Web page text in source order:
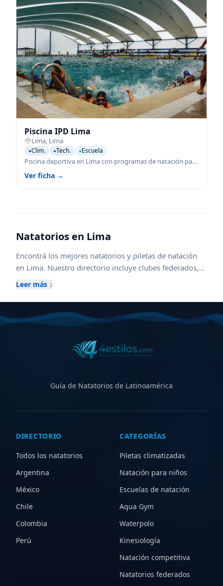
Piscina IPD Lima
Lima Lima
●Clim. ●Tech. ●Escuela
Piscina deportiva en Lima con programas de natación para todas las edades.
Ver ficha →
Natatorios en Lima
Encontrá los mejores natatorios y piletas de natación
en Lima. Nuestro directorio incluye clubes federados,
escuelas de natación para niños y adultos, piletas
con aqua gym, waterpolo y kinesiología acuática.
Compará horarios, ubicaciones, instalaciones y
servicios para elegir el natatorio ideal en
para entrenamiento competitivo, aprendizaje,
recreación o rehabilitación. Explorá zonas cercanas
Leer más ↓
Guía de Natatorios de Latinoamérica
DIRECTORIO
Todos los natatorios
Argentina
México
Chile
Colombia
Perú
CATEGORÍAS
Piletas climatizadas
Natación para niños
Escuelas de natación
Aqua Gym
Waterpolo
Kinesiología
Natación competitiva
Natatorios federados